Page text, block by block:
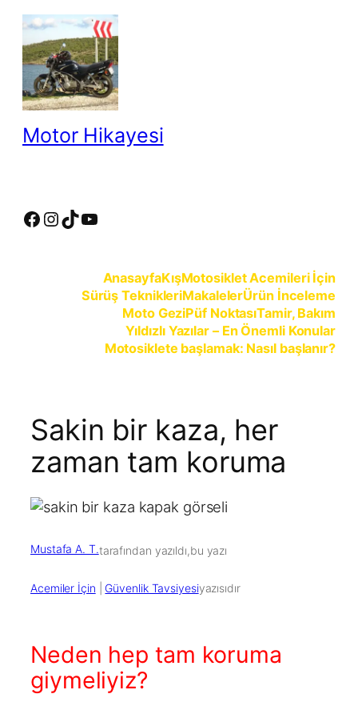
İçeriğe
Motor Hikayesi
Facebook InstagramTikTok YouTube
AnasayfaKışMotosiklet Acemileri İçin
Sürüş TeknikleriMakalelerÜrün İnceleme
Moto GeziPüf NoktasıTamir, Bakım
Yıldızlı Yazılar – En Önemli Konular
Motosiklete başlamak: Nasıl başlanır?
Sakin bir kaza, her
zaman tam koruma
Mustafa A. T.tarafından yazıldı,bu yazı
Acemiler İçin Güvenlik Tavsiyesiyazısıdır
Neden hep tam koruma
giymeliyiz?